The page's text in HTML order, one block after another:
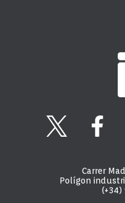
Carrer
Polígon
(+34)